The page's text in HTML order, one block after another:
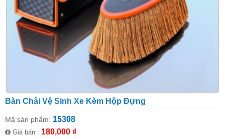
Bàn Chải Vệ Sinh Xe Kèm Hộp Đựng
Mã sản phẩm: 15308
Giá bán : 180,000 ₫